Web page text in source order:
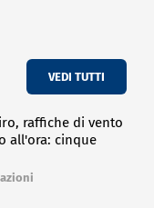
VEDI TUTTI
raffiche di vento
all'ora: cinque